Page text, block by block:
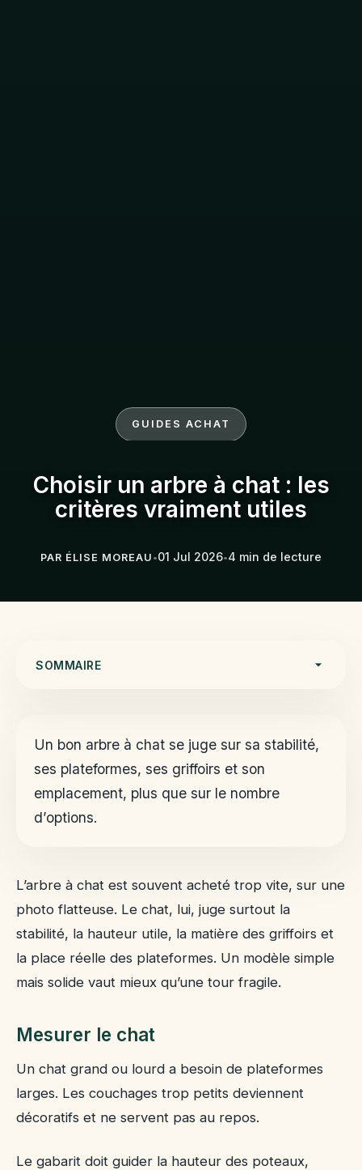
GUIDES ACHAT
Choisir un arbre à chat : les
critères vraiment utiles
PAR ÉLISE MOREAU •01 Jul 2026•4 min de lecture
SOMMAIRE
Regarder les griffoirs
Choisir l’emplacement
Éviter le suréquipement
Décider sans se tromper
Un bon arbre à chat se juge sur sa stabilité,
ses plateformes, ses griffoirs et son
emplacement, plus que sur le nombre
d’options.
L’arbre à chat est souvent acheté trop vite, sur une
photo flatteuse. Le chat, lui, juge surtout la
stabilité, la hauteur utile, la matière des griffoirs et
la place réelle des plateformes. Un modèle simple
mais solide vaut mieux qu’une tour fragile.
Mesurer le chat
Un chat grand ou lourd a besoin de plateformes
larges. Les couchages trop petits deviennent
décoratifs et ne servent pas au repos.
Le gabarit doit guider la hauteur des poteaux,